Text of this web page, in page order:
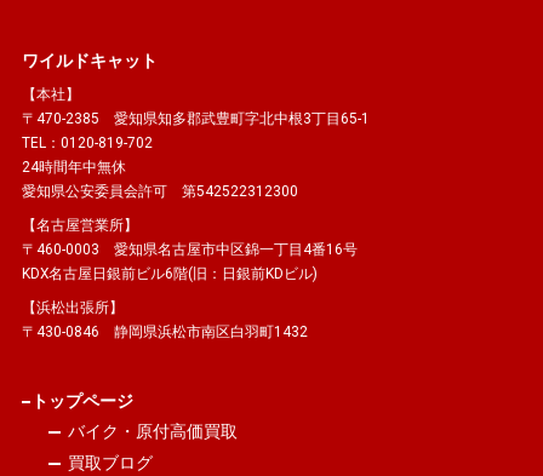
ワイルドキャット
【本社】
〒470-2385 愛知県知多郡武豊町字北中根3丁目65-1
TEL：0120-819-702
24時間年中無休
愛知県公安委員会許可 第542522312300
【名古屋営業所】
〒460-0003 愛知県名古屋市中区錦一丁目4番16号
KDX名古屋日銀前ビル6階(旧：日銀前KDビル)
【浜松出張所】
〒430-0846 静岡県浜松市南区白羽町1432
トップページ
バイク・原付高価買取
買取ブログ